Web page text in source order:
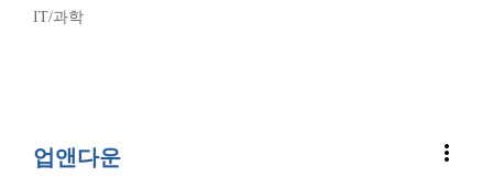
IT/과학
업앤다운 more_vert